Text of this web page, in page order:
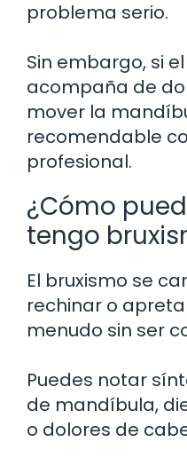
problema serio.
Sin embargo, si
acompaña de
mover la
recomendable
profesional.
¿Cómo
tengo
El bruxismo se
rechinar o
menudo sin ser
Puedes notar
de mandíbula,
o dolores de